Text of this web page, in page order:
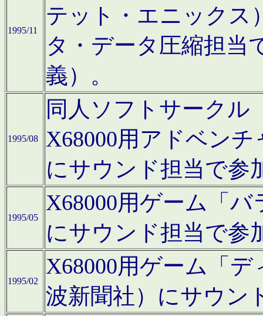
1995/11
テット・エニックス
タ・データ圧縮担当
義）。
1995/08
同人ソフトサークル
X68000用アドベン
にサウンド担当で参
1995/05
X68000用ゲーム「
にサウンド担当で参
1995/02
X68000用ゲーム「
波新聞社）にサウン